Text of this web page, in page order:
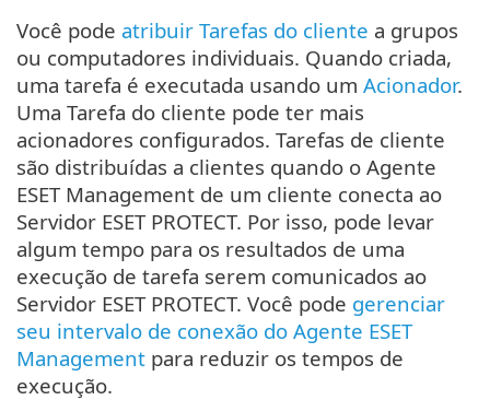
Você pode atribuir Tarefas do cliente a grupos
ou computadores individuais. Quando criada,
uma tarefa é executada usando um Acionador.
Uma Tarefa do cliente pode ter mais
acionadores configurados. Tarefas de cliente
são distribuídas a clientes quando o Agente
ESET Management de um cliente conecta ao
Servidor ESET PROTECT. Por isso, pode levar
algum tempo para os resultados de uma
execução de tarefa serem comunicados ao
Servidor ESET PROTECT. Você pode gerenciar
seu intervalo de conexão do Agente ESET
Management para reduzir os tempos de
execução.